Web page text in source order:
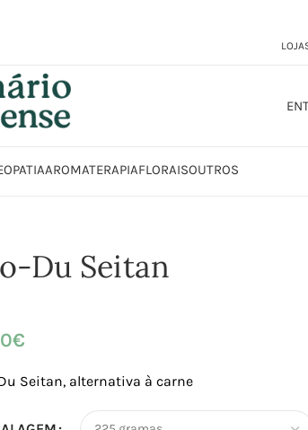
AROMATERAPIAFLORAISOUTROS
Du Seitan
€
Seitan, alternativa à carne